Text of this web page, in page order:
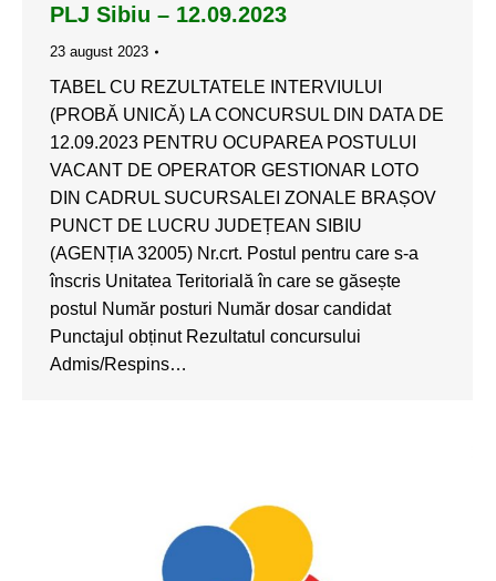
PLJ Sibiu – 12.09.2023
23 august 2023
TABEL CU REZULTATELE INTERVIULUI
(PROBĂ UNICĂ) LA CONCURSUL DIN DATA DE
12.09.2023 PENTRU OCUPAREA POSTULUI
VACANT DE OPERATOR GESTIONAR LOTO
DIN CADRUL SUCURSALEI ZONALE BRAȘOV
PUNCT DE LUCRU JUDEȚEAN SIBIU
(AGENȚIA 32005) Nr.crt. Postul pentru care s-a
înscris Unitatea Teritorială în care se găsește
postul Număr posturi Număr dosar candidat
Punctajul obținut Rezultatul concursului
Admis/Respins…